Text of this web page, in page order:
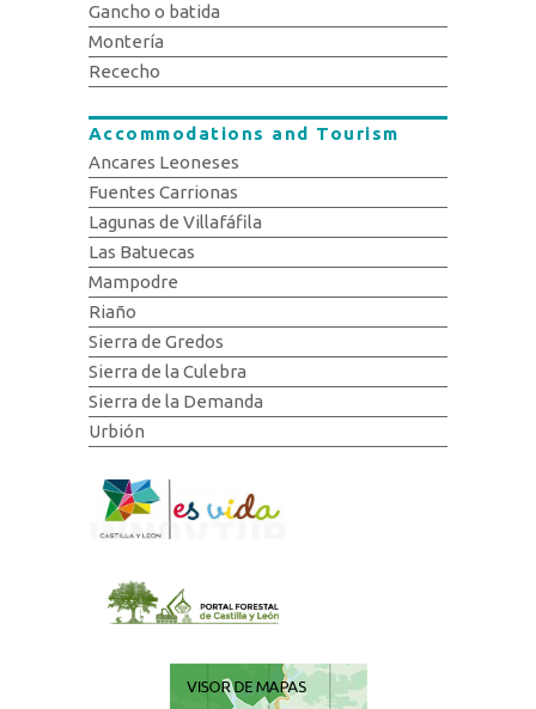
Gancho o batida
Montería
Rececho
Accommodations and Tourism
Ancares Leoneses
Fuentes Carrionas
Lagunas de Villafáfila
Las Batuecas
Mampodre
Riaño
Sierra de Gredos
Sierra de la Culebra
Sierra de la Demanda
Urbión